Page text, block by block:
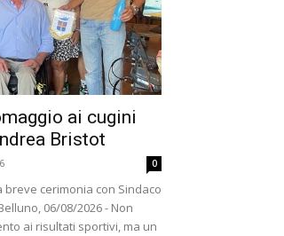
ai cugini
Bristot
0
breve cerimonia con Sindaco
06/08/2026 - Non
ai risultati sportivi, ma un